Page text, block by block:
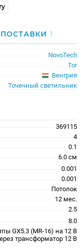
1
NovoTech
Tor
Венгрия
Точечный светильник
369115
4
0.1
6.0 см
0.001
0.001
Потолок
12 мес.
2.5
8.0
GX5.3 (MR-16) на 12 В
трансформатор 12 В